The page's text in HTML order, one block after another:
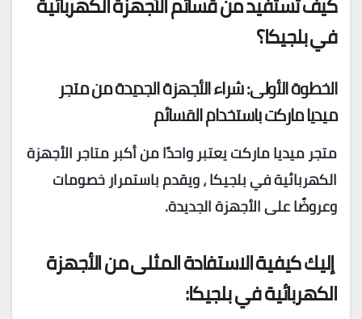
في بلجيكا؟
الخطوة الأولى: شراء الأجهزة الجديدة من متجر
ميديا ماركت باستخدام القسائم
متجر ميديا ماركت يعتبر واحدًا من أكبر متاجر الأجهزة
الكهربائية في بلجيكا ، ويقدم باستمرار خصومات
وعروضًا على الأجهزة الجديدة.
إليك كيفية الاستفادة المثلى من الأجهزة
الكهربائية في بلجيكا: